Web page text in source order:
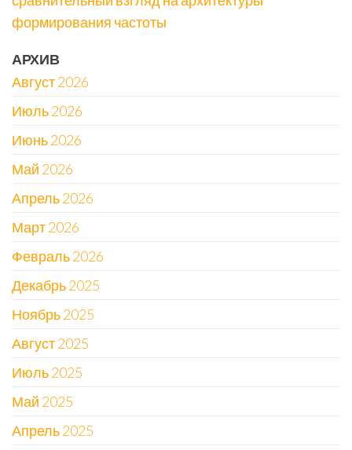
формирования частоты
АРХИВ
Август 2026
Июль 2026
Июнь 2026
Май 2026
Апрель 2026
Март 2026
Февраль 2026
Декабрь 2025
Ноябрь 2025
Август 2025
Июль 2025
Май 2025
Апрель 2025